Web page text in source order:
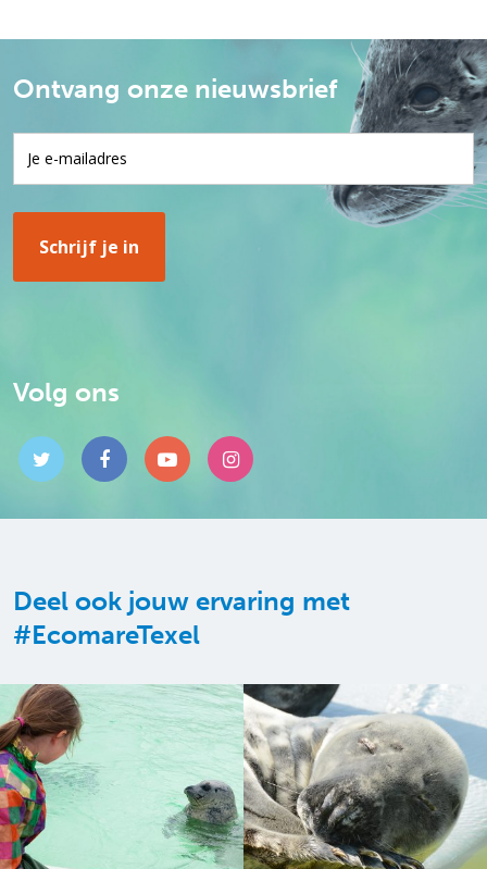
Ontvang onze nieuwsbrief
Volg ons
Deel ook jouw ervaring met
#EcomareTexel